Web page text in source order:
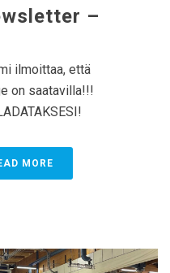
–
ilmoittaa, että
on saatavilla!!!
MORE